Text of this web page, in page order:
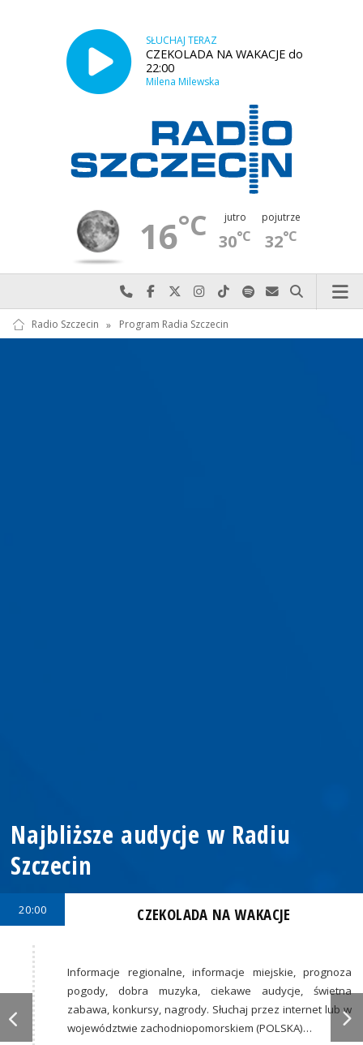
SŁUCHAJ TERAZ
CZEKOLADA NA WAKACJE do
22:00
Milena Milewska
16°C jutro
30°C
pojutrze
32°C
Najlepiej po prostu do nas zadzwoń
Odwiedź nas na Facebook-u
Odwiedź nas na X
Odwiedź nas na Instagram-ie
Odwiedź nas na TikTok-u
Szukaj nas na Spotify
Wyślij do nas
Szukaj
Radio Szczecin » Program Radia Szczecin
Najbliższe audycje w Radiu
Szczecin
20:00 CZEKOLADA NA WAKACJE
Informacje regionalne, informacje miejskie, prognoza
pogody, dobra muzyka, ciekawe audycje, świetna
zabawa, konkursy, nagrody. Słuchaj przez internet lub w
województwie zachodniopomorskiem (POLSKA)…